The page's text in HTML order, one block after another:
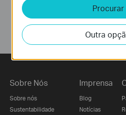
Sobre Nós
Sobre nós
Sustentabilidade
Imprensa
Blog
Notícias
Procurar
Outra